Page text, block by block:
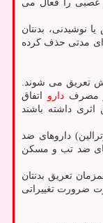
عصبی را فعال می
نوشیدنی، بدنتان
مدتی حذف کرده
تعریق می شوند.
مصرفدارو اتفاق
اثری داشته باشند
داروهای ضد
ضد تب و مسکن
تعریق بدنتان
ضرورت تغییراتی